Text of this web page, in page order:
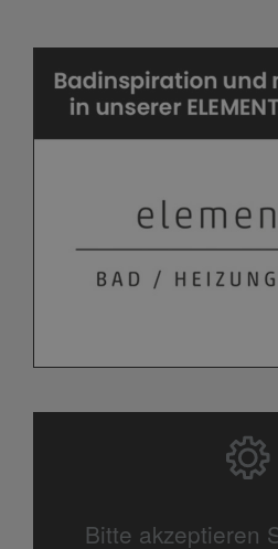
Bitte akzeptieren